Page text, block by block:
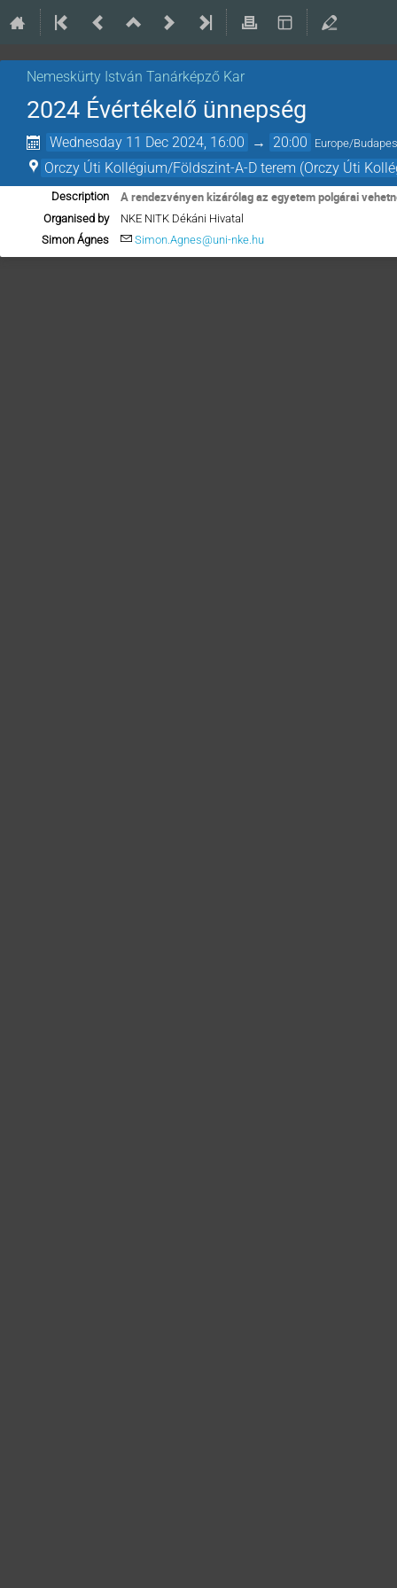
Nemeskürty István Tanárképző Kar
2024 Évértékelő ünnepség
Wednesday 11 Dec 2024, 16:00 → 20:00 Europe/
Orczy Úti Kollégium/Földszint-A-D terem (Orczy Úti
Description A rendezvényen kizárólag az egyetem polgárai
Organised by
NKE NITK Dékáni Hivatal
Simon Ágnes
Simon.Agnes@uni-nke.hu